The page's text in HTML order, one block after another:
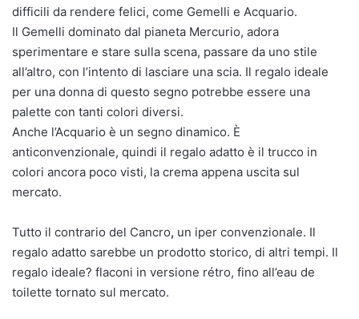
difficili da rendere felici, come Gemelli e Acquario.
Il Gemelli dominato dal pianeta Mercurio, adora
sperimentare e stare sulla scena, passare da uno stile
all’altro, con l’intento di lasciare una scia. Il regalo ideale
per una donna di questo segno potrebbe essere una
palette con tanti colori diversi.
Anche l’Acquario è un segno dinamico. È
anticonvenzionale, quindi il regalo adatto è il trucco in
colori ancora poco visti, la crema appena uscita sul
mercato.
Tutto il contrario del Cancro, un iper convenzionale. Il
regalo adatto sarebbe un prodotto storico, di altri tempi. Il
regalo ideale? flaconi in versione rétro, fino all’eau de
toilette tornato sul mercato.